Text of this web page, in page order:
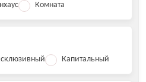
Комната
Капитальный